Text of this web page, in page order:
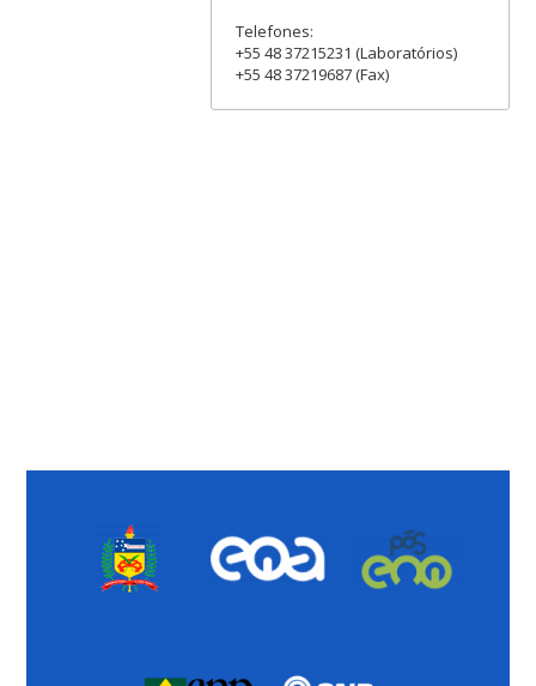
Telefones:
+55 48 37215231 (Laboratórios)
+55 48 37219687 (Fax)